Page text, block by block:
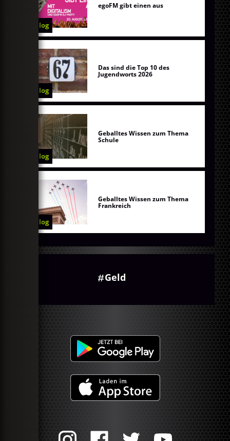
Blog
egoFM gibt einen aus
Blog
Das sind die Top 10 des
Jugendworts 2026
Blog
Geballtes Wissen zum Thema
Schule
Blog
Geballtes Wissen zum Thema
Frankreich
Geld